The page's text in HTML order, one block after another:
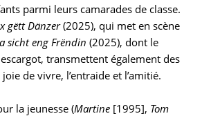
parmi leurs camarades de classe.
gëtt Dänzer(2025), qui met en scène
sicht eng Frëndin (2025), dont le
transmettent également des
de vivre, l’entraide et l’amitié.
la jeunesse (Martine [1995], Tom